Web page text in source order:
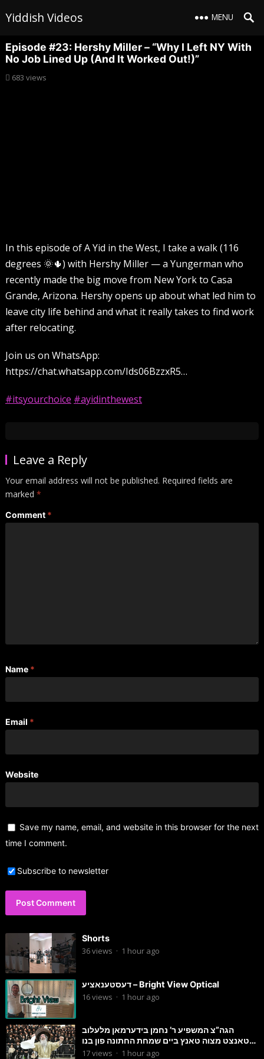
Yiddish Videos MENU
Episode #23: Hershy Miller – “Why I Left NY With
No Job Lined Up (And It Worked Out!)”
683 views
In this episode of A Yid in the West, I take a walk (116
degrees 🌞🌵) with Hershy Miller — a Yungerman who
recently made the big move from New York to Casa
Grande, Arizona. Hershy opens up about what led him to
leave city life behind and what it really takes to find work
after relocating.
Join us on WhatsApp:
https://chat.whatsapp.com/Ids06BzzxR5…
#itsyourchoice #ayidinthewest
Leave a Reply
Your email address will not be published. Required fields are
marked *
Comment *
Name *
Email *
Website
Save my name, email, and website in this browser for the next
time I comment.
Subscribe to newsletter
Shorts
36views · 1 hour ago
דעסטענאציע – Bright View Optical
16views · 1 hour ago
הגה”צ המשפיע ר’ נחמן בידערמאן מלעלוב
טאנצט מצוה טאנץ ביים שמחת החתונה פון בנו
החתן
17views · 1 hour ago